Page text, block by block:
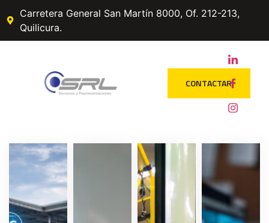
Carretera General San Martín 8000, Of. 212-213,
Quilicura.
CONTACTAR